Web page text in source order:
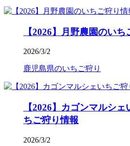
【2026】月野農園のいち
2026/3/2
鹿児島県のいちご狩り
【2026】カゴンマルシ
ちご狩り情報
2026/3/2